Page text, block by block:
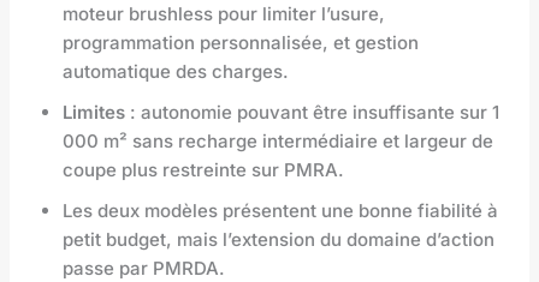
moteur brushless pour limiter l’usure,
programmation personnalisée, et gestion
automatique des charges.
Limites : autonomie pouvant être insuffisante sur 1
000 m² sans recharge intermédiaire et largeur de
coupe plus restreinte sur PMRA.
Les deux modèles présentent une bonne fiabilité à
petit budget, mais l’extension du domaine d’action
passe par PMRDA.